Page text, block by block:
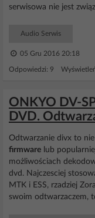
serwisowa nie jest
Audio Serwis
05 Gru 2016 20:18
Odpowiedzi: 9
ONKYO DV-
DVD.
Odtwarzanie divx to
firmware lub
możliwościach
dvd. Najczesciej
MTK i ESS, rzadziej
swoim odtwarzaczem,